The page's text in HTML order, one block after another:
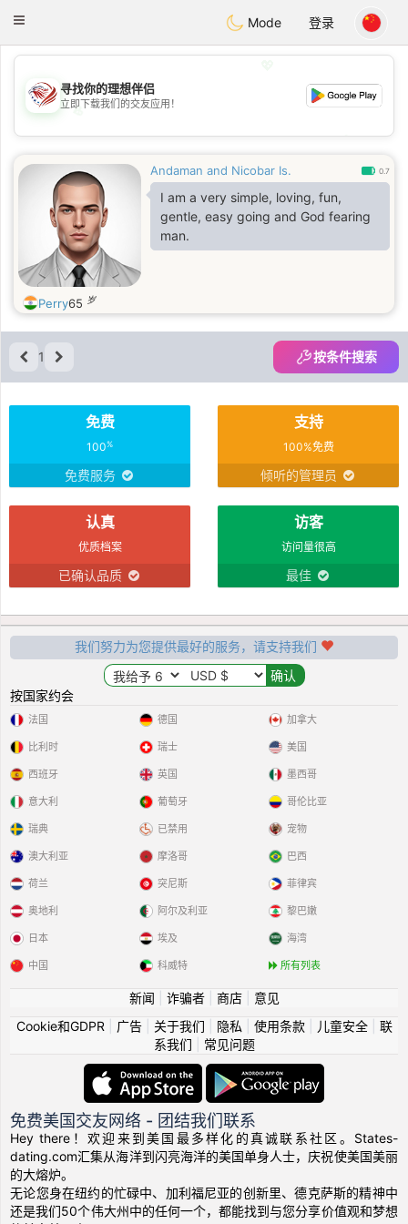
Dating
Toggle
Mode 登录
💖
💕
寻找你的理想伴侣
立即下载我们的交友应用！
Andaman and Nicobar Is. 0.7
I am a very simple, loving, fun,
gentle, easy going and God fearing
man.
Perry65 岁
1 按条件搜索
免费
100%
免费服务
支持
100%免费
倾听的管理员
认真
优质档案
已确认品质
访客
访问量很高
最佳
我们努力为您提供最好的服务，请支持我们
按国家约会
法国
比利时
西班牙
意大利
瑞典
德国
瑞士
英国
葡萄牙
已禁用
加拿大
美国
墨西哥
哥伦比亚
宠物
澳大利亚
荷兰
奥地利
日本
中国
摩洛哥
突尼斯
阿尔及利亚
埃及
科威特
巴西
菲律宾
黎巴嫩
海湾
所有列表
新闻 诈骗者| 商店| 意见
Cookie和GDPR
广告| 关于我们 隐私 使用条款| 儿童安全| 联
系我们
常见问题
免费美国交友网络 - 团结我们联系
Hey there！欢迎来到美国最多样化的真诚联系社区。States-
dating.com汇集从海洋到闪亮海洋的美国单身人士，庆祝使美国美丽
的大熔炉。
无论您身在纽约的忙碌中、加利福尼亚的创新里、德克萨斯的精神中
还是我们50个伟大州中的任何一个，都能找到与您分享价值观和梦想